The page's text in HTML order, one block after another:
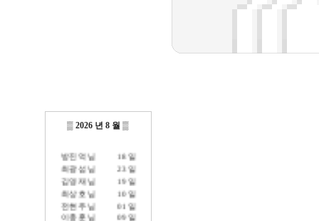
▒ 2026 년 8 월 ▒
방진억 님 18 일
최광섭 님
23 일
김영재 님
19 일
최상호 님
10 일
전현주 님
01 일
이충훈 님
09 일